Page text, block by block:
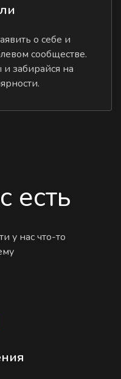
о себе и
сообществе.
забирайся на
есть
у нас что-то